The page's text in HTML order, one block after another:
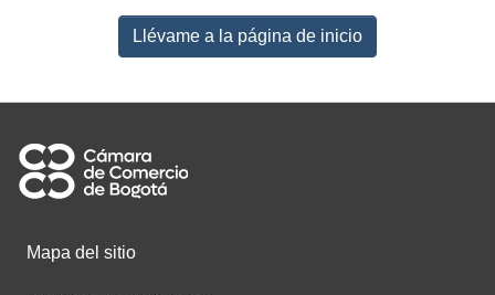
Llévame a la página de inicio
Mapa del sitio